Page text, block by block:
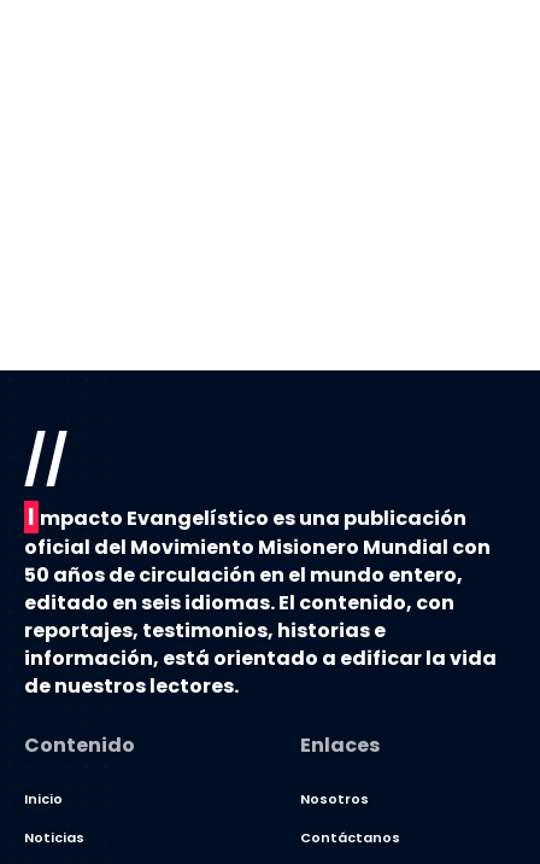
//
I mpacto Evangelístico es una publicación
oficial del Movimiento Misionero Mundial con
50 años de circulación en el mundo entero,
editado en seis idiomas. El contenido, con
reportajes, testimonios, historias e
información, está orientado a edificar la vida
de nuestros lectores.
Contenido
Inicio
Noticias
Enlaces
Nosotros
Contáctanos